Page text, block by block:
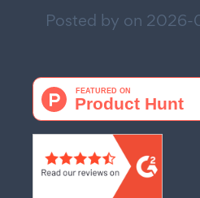
Posted by on 2026-